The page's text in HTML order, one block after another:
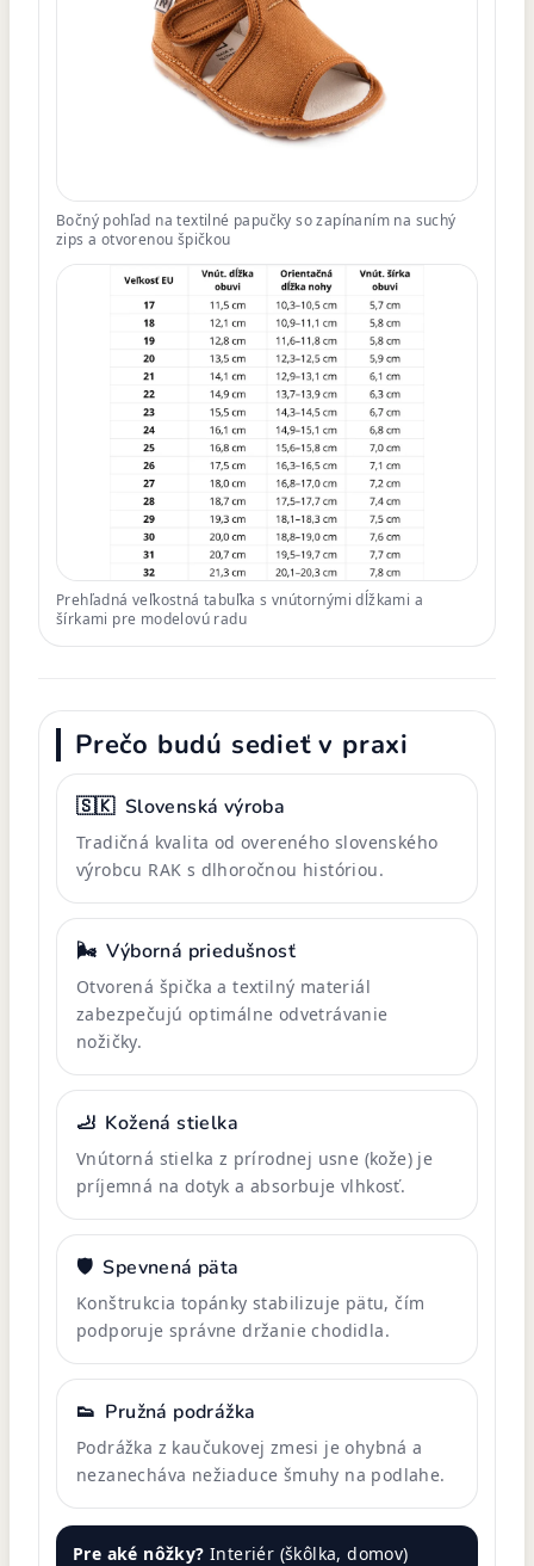
Bočný pohľad na textilné papučky so zapínaním na suchý
zips a otvorenou špičkou
Prehľadná veľkostná tabuľka s vnútornými dĺžkami a
šírkami pre modelovú radu
Prečo budú sedieť v praxi
🇸🇰 Slovenská výroba
Tradičná kvalita od overeného slovenského
výrobcu RAK s dlhoročnou históriou.
🌬️ Výborná priedušnosť
Otvorená špička a textilný materiál
zabezpečujú optimálne odvetrávanie
nožičky.
🦶 Kožená stielka
Vnútorná stielka z prírodnej usne (kože) je
príjemná na dotyk a absorbuje vlhkosť.
🛡️ Spevnená päta
Konštrukcia topánky stabilizuje pätu, čím
podporuje správne držanie chodidla.
👟 Pružná podrážka
Podrážka z kaučukovej zmesi je ohybná a
nezanecháva nežiaduce šmuhy na podlahe.
Pre aké nôžky? Interiér (škôlka, domov)